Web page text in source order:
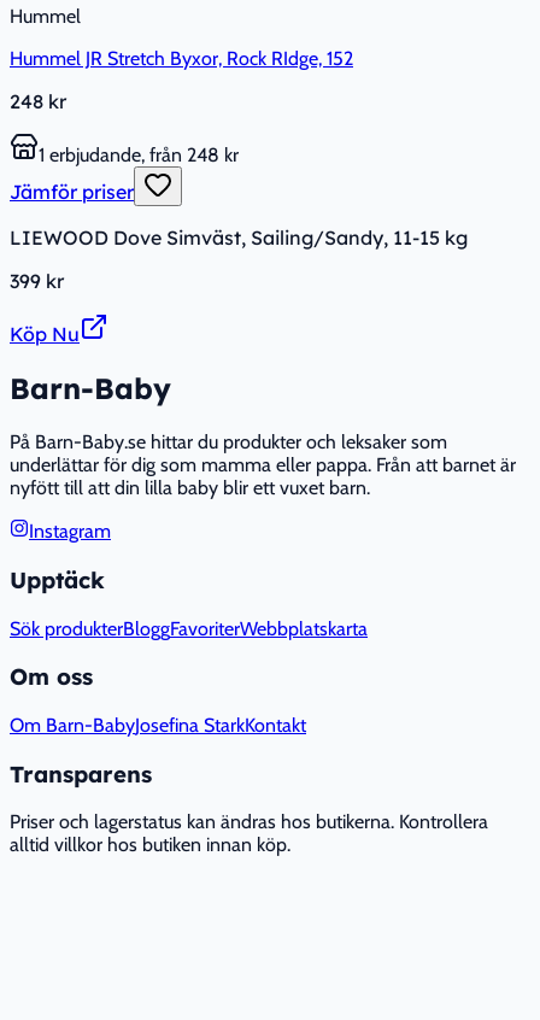
Hummel
Hummel JR Stretch Byxor, Rock RIdge, 152
248 kr
1 erbjudande, från 248 kr
Jämför priser
LIEWOOD Dove Simväst, Sailing/Sandy, 11-15 kg
399 kr
Köp Nu
Barn-Baby
På Barn-Baby.se hittar du produkter och leksaker som
underlättar för dig som mamma eller pappa. Från att barnet är
nyfött till att din lilla baby blir ett vuxet barn.
Instagram
Upptäck
Sök produkterBloggFavoriterWebbplatskarta
Om oss
Om Barn-BabyJosefina StarkKontakt
Transparens
Priser och lagerstatus kan ändras hos butikerna. Kontrollera
alltid villkor hos butiken innan köp.